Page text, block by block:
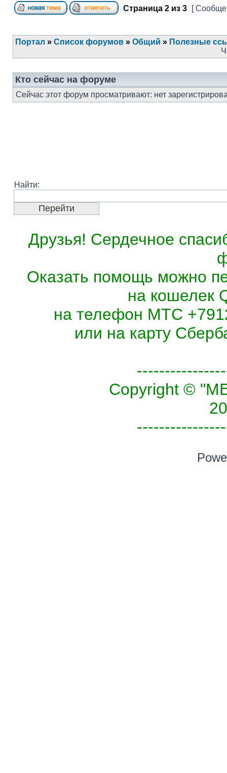
Страница 2 из 3 [
Портал » Список форумов » Общий » Полезные
Кто сейчас на форуме
Сейчас этот форум просматривают: нет
Найти:
Друзья! Сердечное
Оказать помощь можно
на кошелек
на телефон МТС
или на карту
Copyright ©